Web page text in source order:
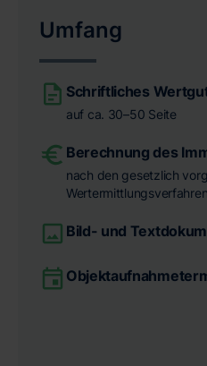
Umfang
Schriftliches
auf ca. 30–50 Seite
Berechnung des
nach den gesetzlich
Wertermittlungsverfahren
Bild- und